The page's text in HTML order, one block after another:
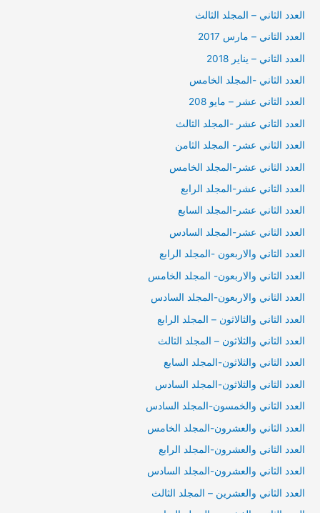
العدد الثاني – المجلد الثالث
العدد الثاني – مارس 2017
العدد الثاني – يناير 2018
العدد الثاني -المجلد الخامس
العدد الثاني عشر – مايو 208
العدد الثاني عشر -المجلد الثالث
العدد الثاني عشر- المجلد الثامن
العدد الثاني عشر-المجلد الخامس
العدد الثاني عشر-المجلد الرابع
العدد الثاني عشر-المجلد السابع
العدد الثاني عشر-المجلد السادس
العدد الثاني والاربعون -المجلد الرابع
العدد الثاني والاربعون- المجلد الخامس
العدد الثاني والاربعون-المجلد السادس
العدد الثاني والثالاثون – المجلد الرابع
العدد الثاني والثلاثون – المجلد الثالث
العدد الثاني والثلاثون-المجلد السابع
العدد الثاني والثلاثون-المجلد السادس
العدد الثاني والخمسون-المجلد السادس
العدد الثاني والعشرون-المجلد الخامس
العدد الثاني والعشرون-المجلد الرابع
العدد الثاني والعشرون-المجلد السادس
العدد الثاني والعشرين – المجلد الثالث